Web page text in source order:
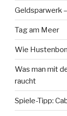
Geldsparwerk
Tag am Meer
Wie
Was man mit
raucht
Spiele-Tipp: